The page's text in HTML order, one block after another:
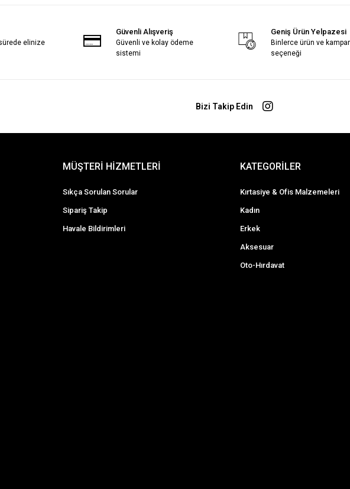
elinize
Güvenli Alışveriş
Güvenli ve kolay ödeme
sistemi
Geniş Ürün Yelpazesi
Binlerce ürün ve
seçeneği
Bizi Takip Edin
MÜŞTERİ HİZMETLERİ
Sıkça Sorulan Sorular
Sipariş Takip
Havale Bildirimleri
KATEGORİLER
Kırtasiye & Ofis Malzemeleri
Kadın
Erkek
Aksesuar
Oto-Hırdavat